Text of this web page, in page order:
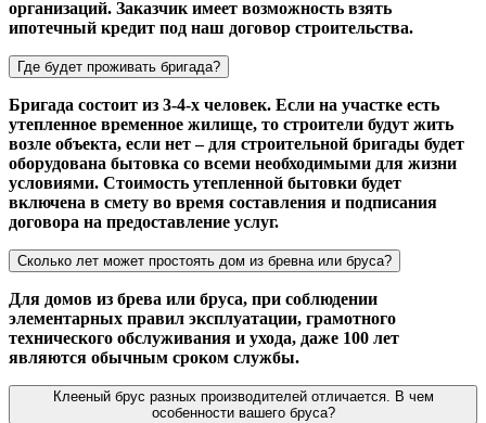
организаций. Заказчик имеет возможность взять
ипотечный кредит под наш договор строительства.
Где будет проживать бригада?
Бригада состоит из 3-4-х человек. Если на участке есть
утепленное временное жилище, то строители будут жить
возле объекта, если нет – для строительной бригады будет
оборудована бытовка со всеми необходимыми для жизни
условиями. Стоимость утепленной бытовки будет
включена в смету во время составления и подписания
договора на предоставление услуг.
Сколько лет может простоять дом из бревна или бруса?
Для домов из брева или бруса, при соблюдении
элементарных правил эксплуатации, грамотного
технического обслуживания и ухода, даже 100 лет
являются обычным сроком службы.
Клееный брус разных производителей отличается. В чем
особенности вашего бруса?